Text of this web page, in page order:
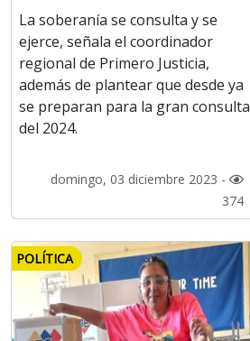
La soberanía se consulta y se
ejerce, señala el coordinador
regional de Primero Justicia,
además de plantear que desde ya
se preparan para la gran consulta
del 2024.
domingo, 03 diciembre 2023 -
374
POLÍTICA